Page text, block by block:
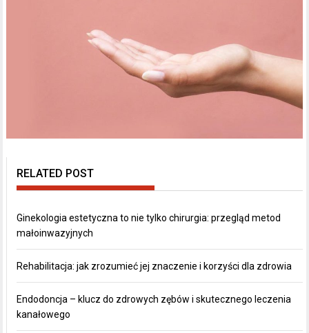
RELATED POST
Ginekologia estetyczna to nie tylko chirurgia: przegląd metod
małoinwazyjnych
Rehabilitacja: jak zrozumieć jej znaczenie i korzyści dla zdrowia
Endodoncja – klucz do zdrowych zębów i skutecznego leczenia
kanałowego